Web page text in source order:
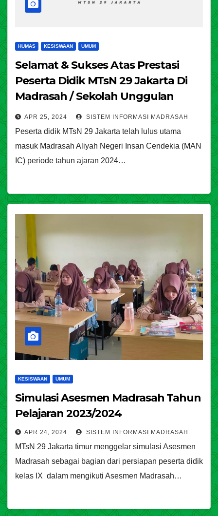
HUMAS KESISWAAN UMUM
Selamat & Sukses Atas Prestasi
Peserta Didik MTsN 29 Jakarta Di
Madrasah / Sekolah Unggulan
Nasional Tahun Ajaran 2024 / 2025
APR 25, 2024 SISTEM INFORMASI MADRASAH
Peserta didik MTsN 29 Jakarta telah lulus utama
masuk Madrasah Aliyah Negeri Insan Cendekia (MAN
IC) periode tahun ajaran 2024…
KESISWAAN UMUM
Simulasi Asesmen Madrasah Tahun
Pelajaran 2023/2024
APR 24, 2024 SISTEM INFORMASI MADRASAH
MTsN 29 Jakarta timur menggelar simulasi Asesmen
Madrasah sebagai bagian dari persiapan peserta didik
kelas IX dalam mengikuti Asesmen Madrasah…